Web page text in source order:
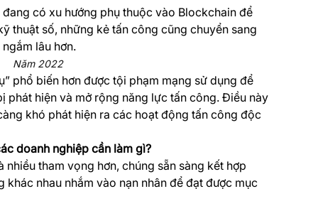
có xu hướng phụ thuộc vào Blockchain để
thuật số, những kẻ tấn công cũng chuyển sang
lâu hơn.
Năm 2022
phổ biến hơn được tội phạm mạng sử dụng để
phát hiện và mở rộng năng lực tấn công. Điều này
khó phát hiện ra các hoạt động tấn công độc
doanh nghiệp cần làm gì?
tham vọng hơn, chúng sẵn sàng kết hợp
nhau nhắm vào nạn nhân để đạt được mục